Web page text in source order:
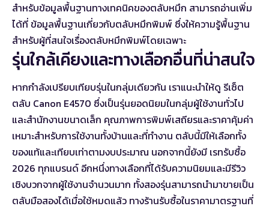
สำหรับข้อมูลพื้นฐานทางเทคนิคของตลับหมึก สามารถอ่านเพิ่ม
ได้ที่ข้อมูลพื้นฐานเกี่ยวกับตลับหมึกพิมพ์ ซึ่งให้ความรู้พื้นฐาน
สำหรับผู้ที่สนใจเรื่องตลับหมึกพิมพ์โดยเฉพาะ
รุ่นใกล้เคียงและทางเลือกอื่นที่น่าสนใจ
หากกำลังเปรียบเทียบรุ่นในกลุ่มเดียวกัน เราแนะนำให้ดู รีเซ็ต
ตลับ Canon E4570 ซึ่งเป็นรุ่นยอดนิยมในกลุ่มผู้ใช้งานทั่วไป
และสำนักงานขนาดเล็ก คุณภาพการพิมพ์เสถียรและราคาคุ้มค่า
เหมาะสำหรับการใช้งานทั้งบ้านและที่ทำงาน ตลับนี้มีให้เลือกทั้ง
ของแท้และเทียบเท่าตามงบประมาณ นอกจากนี้ยังมี เรทรับซื้อ
2026 ทุกแบรนด์ อีกหนึ่งทางเลือกที่ได้รับความนิยมและมีรีวิว
เชิงบวกจากผู้ใช้งานจำนวนมาก ทั้งสองรุ่นสามารถนำมาขายเป็น
ตลับมือสองได้เมื่อใช้หมดแล้ว ทางร้านรับซื้อในราคามาตรฐานที่